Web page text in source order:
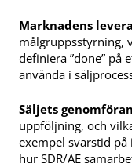
Marknadens
målgruppsstyrning,
definiera ”done” på
använda i
Säljets
uppföljning, och
exempel svarstid
hur SDR/AE